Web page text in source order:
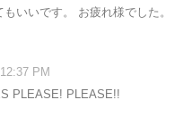
いいです。 お疲れ様でした。
PM
PLEASE! PLEASE!!